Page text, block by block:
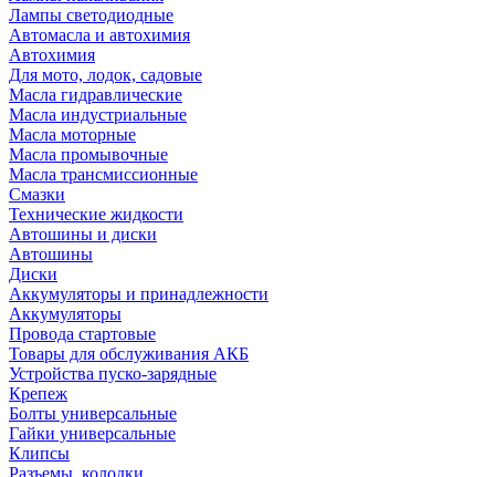
Лампы светодиодные
Автомасла и автохимия
Автохимия
Для мото, лодок, садовые
Масла гидравлические
Масла индустриальные
Масла моторные
Масла промывочные
Масла трансмиссионные
Смазки
Технические жидкости
Автошины и диски
Автошины
Диски
Аккумуляторы и принадлежности
Аккумуляторы
Провода стартовые
Товары для обслуживания АКБ
Устройства пуско-зарядные
Крепеж
Болты универсальные
Гайки универсальные
Клипсы
Разъемы, колодки